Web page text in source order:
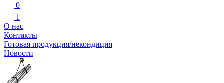
0
1
О нас
Контакты
Готовая продукция/некондиция
Новости